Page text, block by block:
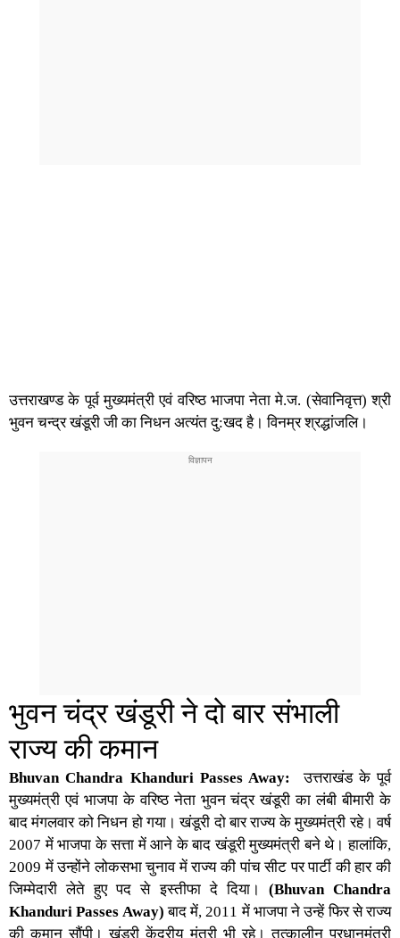
उत्तराखण्ड के पूर्व मुख्यमंत्री एवं वरिष्ठ भाजपा नेता मे.ज. (सेवानिवृत्त) श्री
भुवन चन्द्र खंडूरी जी का निधन अत्यंत दु:खद है। विनम्र श्रद्धांजलि।
भुवन चंद्र खंडूरी ने दो बार संभाली
राज्य की कमान
Bhuvan Chandra Khanduri Passes Away:
उत्तराखंड के पूर्व
मुख्यमंत्री एवं भाजपा के वरिष्ठ नेता भुवन चंद्र खंडूरी का लंबी बीमारी के
बाद मंगलवार को निधन हो गया। खंडूरी दो बार राज्य के मुख्यमंत्री रहे। वर्ष
2007 में भाजपा के सत्ता में आने के बाद खंडूरी मुख्यमंत्री बने थे। हालांकि,
2009 में उन्होंने लोकसभा चुनाव में राज्य की पांच सीट पर पार्टी की हार की
जिम्मेदारी लेते हुए पद से इस्तीफा दे दिया। (Bhuvan Chandra
Khanduri Passes Away) बाद में, 2011 में भाजपा ने उन्हें फिर से राज्य
की कमान सौंपी। खंडूरी केंद्रीय मंत्री भी रहे। तत्कालीन प्रधानमंत्री